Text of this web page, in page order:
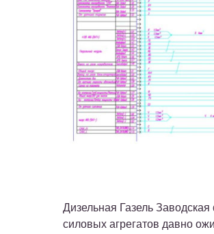
Дизельная Газель
силовых агрегатов давно